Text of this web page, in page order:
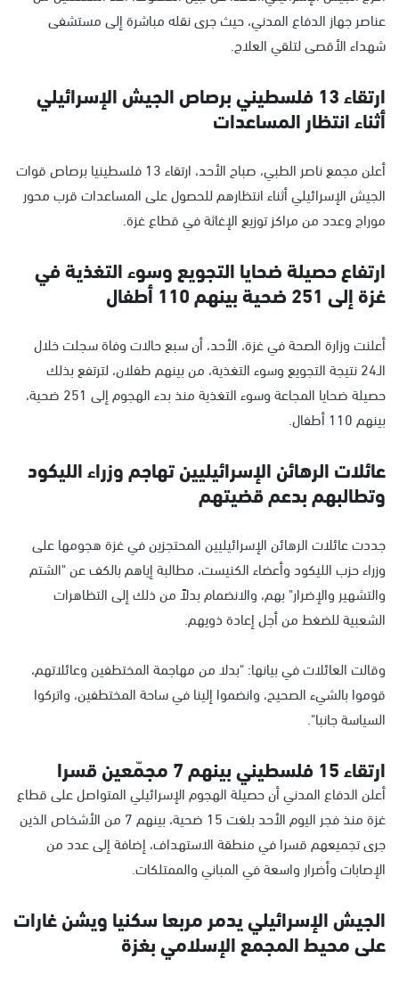
عناصر جهاز الدفاع المدني، حيث جرى نقله مباشرة إلى مستشفى
شهداء الأقصى لتلقي العلاج.
ارتقاء 13 فلسطيني برصاص الجيش الإسرائيلي
أثناء انتظار المساعدات
أعلن مجمع ناصر الطبي، صباح الأحد، ارتقاء 13 فلسطينيا برصاص قوات
الجيش الإسرائيلي أثناء انتظارهم للحصول على المساعدات قرب محور
موراج وعدد من مراكز توزيع الإغاثة في قطاع غزة.
ارتفاع حصيلة ضحايا التجويع وسوء التغذية في
غزة إلى 251 ضحية بينهم 110 أطفال
أعلنت وزارة الصحة في غزة، الأحد، أن سبع حالات وفاة سجلت خلال
الـ24 نتيجة التجويع وسوء التغذية، من بينهم طفلان، لترتفع بذلك
حصيلة ضحايا المجاعة وسوء التغذية منذ بدء الهجوم إلى 251 ضحية،
بينهم 110 أطفال.
عائلات الرهائن الإسرائيليين تهاجم وزراء الليكود
وتطالبهم بدعم قضيتهم
جددت عائلات الرهائن الإسرائيليين المحتجزين في غزة هجومها على
وزراء حزب الليكود وأعضاء الكنيست، مطالبة إياهم بالكف عن "الشتم
والتشهير والإضرار" بهم، والانضمام بدلاً من ذلك إلى التظاهرات
الشعبية للضغط من أجل إعادة ذويهم.
وقالت العائلات في بيانها: "بدلا من مهاجمة المختطفين وعائلاتهم،
قوموا بالشيء الصحيح، وانضموا إلينا في ساحة المختطفين، واتركوا
السياسة جانبا".
ارتقاء 15 فلسطيني بينهم 7 مجمّعين قسرا
أعلن الدفاع المدني أن حصيلة الهجوم الإسرائيلي المتواصل على قطاع
غزة منذ فجر اليوم الأحد بلغت 15 ضحية، بينهم 7 من الأشخاص الذين
جرى تجميعهم قسرا في منطقة الاستهداف، إضافة إلى عدد من
الإصابات وأضرار واسعة في المباني والممتلكات.
الجيش الإسرائيلي يدمر مربعا سكنيا ويشن غارات
على محيط المجمع الإسلامي بغزة